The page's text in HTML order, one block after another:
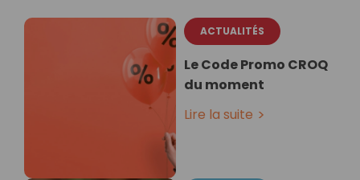
ACTUALITÉS
Le Code Promo CROQ
du moment
Lire la suite